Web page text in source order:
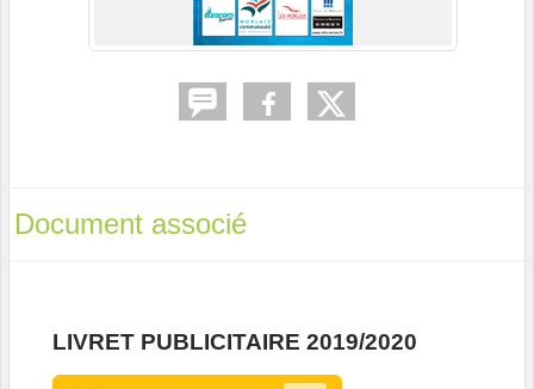
Document associé
LIVRET PUBLICITAIRE 2019/2020